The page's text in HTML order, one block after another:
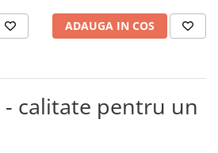
ADAUGA IN COS
calitate pentru un